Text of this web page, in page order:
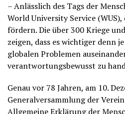
– Anlässlich des Tags der
World University Service
fördern. Die über 300 Kriege
zeigen, dass es wichtiger denn
globalen Problemen
verantwortungsbewusst zu
Genau vor 78 Jahren, am 10.
Generalversammlung der
Allgemeine Erklärung der